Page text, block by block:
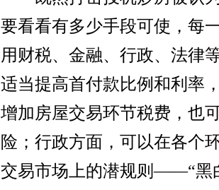
要看看有多少手段可使，每
用财税、金融、行政、法律
适当提高首付款比例和利率
增加房屋交易环节税费，也
险；行政方面，可以在各个
交易市场上的潜规则——“黑